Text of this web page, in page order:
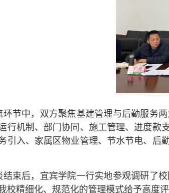
环节中，双方聚焦基建管理与后勤服务
行机制、部门协同、施工管理、进度款
引入、家属区物业管理、节水节电、后
结束后，宜宾学院一行实地参观调研了
校精细化、规范化的管理模式给予高度评